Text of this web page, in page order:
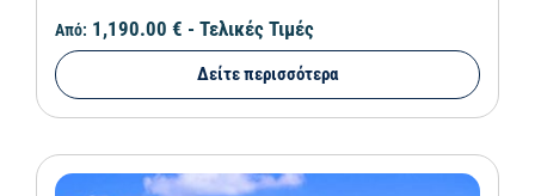
Από: 1,190.00 € - Τελικές Τιμές
Δείτε περισσότερα